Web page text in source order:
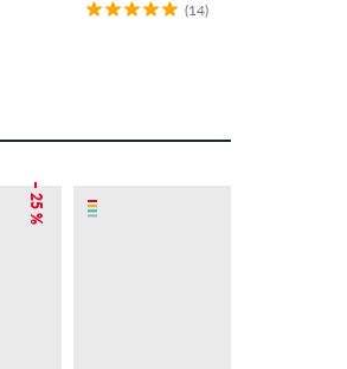
(14)
– 25 %